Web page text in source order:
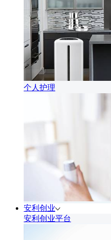
个人护理
安利创业
安利创业平台